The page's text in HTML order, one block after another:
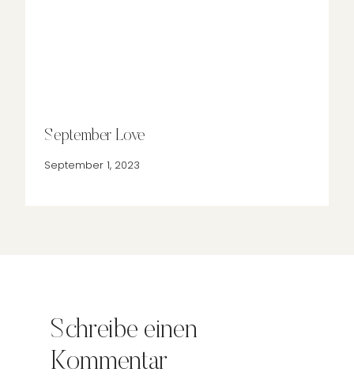
September Love
September 1, 2023
Schreibe einen
Kommentar